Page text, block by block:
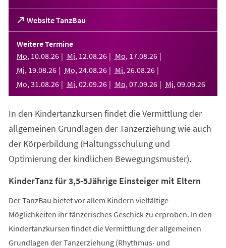
Website TanzBau
(Öffnet
in
einem
neuen
Tab)
Weitere Termine
Mo, 10.08.26 Mi, 12.08.26 Mo, 17.08.26
Mi, 19.08.26 Mo, 24.08.26 Mi, 26.08.26
Mo, 31 .08.26 Mi, 02.09.26 Mo, 07.09.26 Mi, 09.09.26
In den Kindertanzkursen findet die Vermittlung der
allgemeinen Grundlagen der Tanzerziehung wie auch
der Körperbildung (Haltungsschulung und
Optimierung der kindlichen Bewegungsmuster).
KinderTanz für 3,5-5Jährige Einsteiger mit Eltern
Der TanzBau bietet vor allem Kindern vielfältige
Möglichkeiten ihr tänzerisches Geschick zu erproben. In den
Kindertanzkursen findet die Vermittlung der allgemeinen
Grundlagen der Tanzerziehung (Rhythmus- und